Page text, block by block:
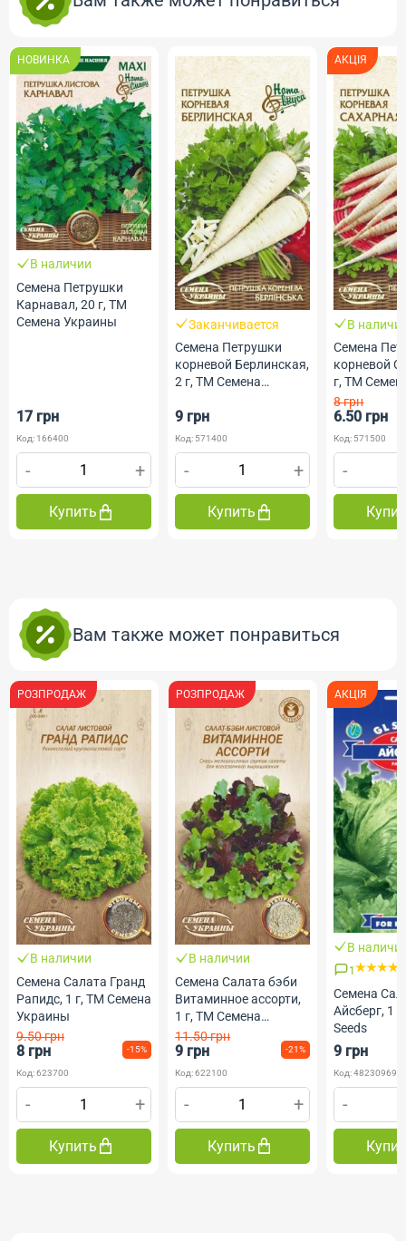
НОВИНКА
В наличии
Семена Петрушки
Карнавал, 20 г, ТМ
Семена Украины
17 грн
Код: 166400
- +
Купить
Заканчивается
Семена Петрушки
корневой Берлинская,
2 г, ТМ Семена
9 грн
Код: 571400
- +
Купить
АКЦІЯ
В
Семена
корневой
г, ТМ
8 грн
6.50 грн
Код: 571500
-
Вам также может понравиться
РОЗПРОДАЖ
В наличии
Семена Салата Гранд
Рапидс, 1 г, ТМ Семена
Украины
9.50 грн
8 грн -15%
Код: 623700
- +
Купить
РОЗПРОДАЖ
В наличии
Семена Салата бэби
Витаминное ассорти,
1 г, ТМ Семена
Украины
11.50 грн
9 грн -21%
Код: 622100
- +
Купить
АКЦІЯ
В
1
Семена
Айсберг, 1
Seeds
9 грн
Код:
-